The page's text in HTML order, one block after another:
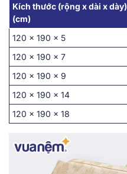
Kích thước (rộng x dài x dày)
(cm)
120 x 190 x 5
120 x 190 x 7
120 x 190 x 9
120 x 190 x 14
120 x 190 x 18